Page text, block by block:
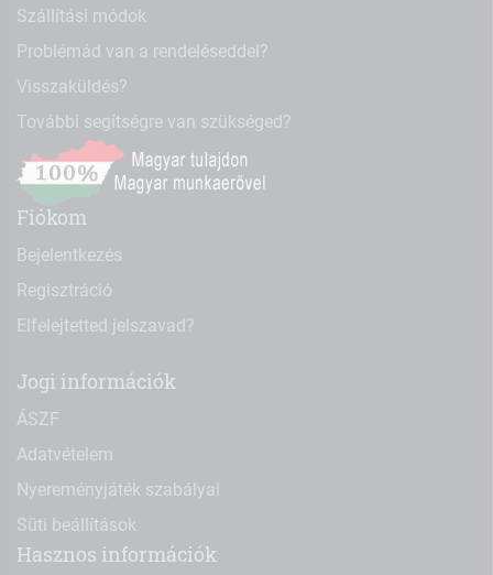
Szállítási módok
Problémád van a rendeléseddel?
Visszaküldés?
További segítségre van szükséged?
Fiókom
Bejelentkezés
Regisztráció
Elfelejtetted jelszavad?
Jogi információk
ÁSZF
Adatvételem
Nyereményjáték szabályai
Süti beállítások
Hasznos információk